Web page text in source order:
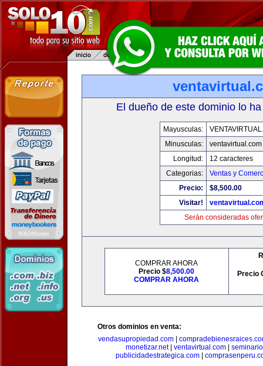
El dueño de este dominio lo
Mayusculas:
Minusculas:
ventavirtual.com
Longitud:
12 caracteres
Categorias:
Ventas y
Precio:
$8,500.00
Visitar!
Serán consideradas
COMPRAR AHORA
Precio $8,500.00
COMPRAR AHORA
Precio
Otros dominios en venta:
vendasupropiedad.com
monetizar.net| ventavirtual.com
publicidadestrategica.com